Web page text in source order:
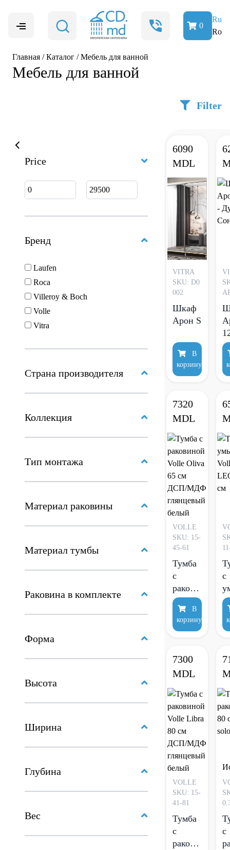
0
Ru
Ro
Главная / Каталог / Мебель для ванной
Мебель для ванной
Filter
Price
Бренд
Laufen
Roca
Villeroy & Boch
Volle
Vitra
Страна производителя
Коллекция
Тип монтажа
Материал раковины
Материал тумбы
Раковина в комплекте
Форма
Высота
Ширина
Глубина
Вес
6090
MDL
VITRA
SKU: D0
002
Шкаф
Арон S
В
корзину
7320
MDL
VOLLE
SKU: 15-
45-61
Тумба
с
раковиной
Volle
Oliva
65 см
глянцевый
белый
В
корзину
с
7300
MDL
VOLLE
SKU: 15-
41-81
Тумба
с
раковиной
с